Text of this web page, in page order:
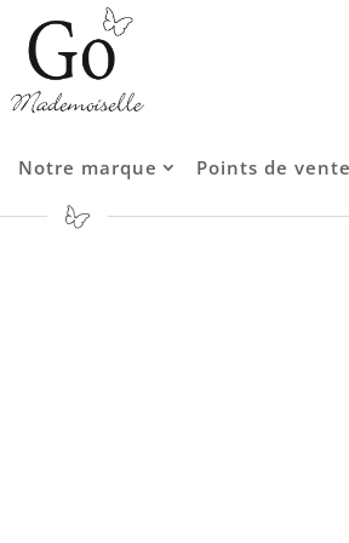
Notre marque Points de vente
Notre marque Points de vente